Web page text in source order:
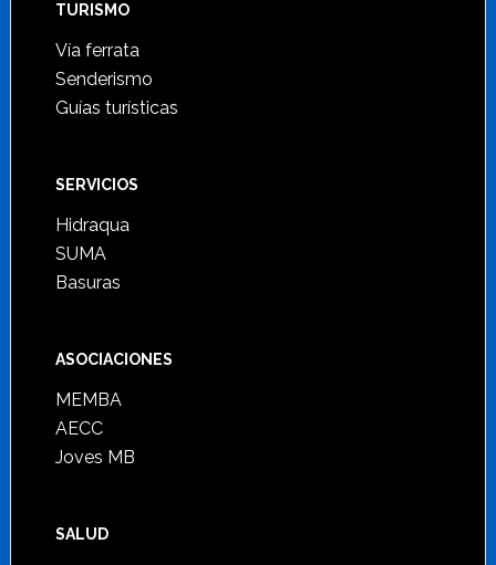
TURISMO
Vía ferrata
Senderismo
Guías turísticas
SERVICIOS
Hidraqua
SUMA
Basuras
ASOCIACIONES
MEMBA
AECC
Joves MB
SALUD